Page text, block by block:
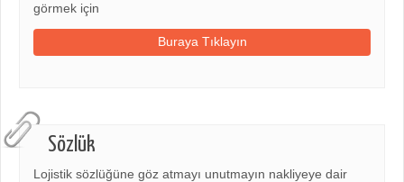
görmek için
Buraya Tıklayın
Sözlük
Lojistik sözlüğüne göz atmayı unutmayın nakliyeye dair